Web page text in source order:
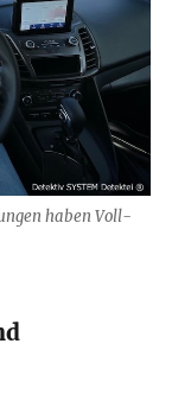
haben Voll-